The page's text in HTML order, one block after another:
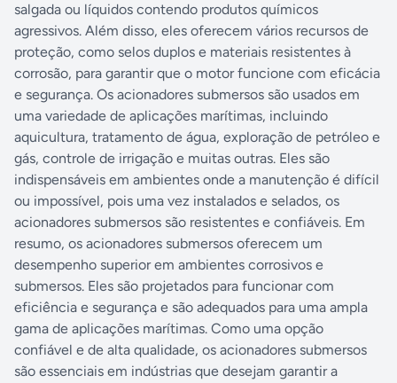
salgada ou líquidos contendo produtos químicos
agressivos. Além disso, eles oferecem vários recursos de
proteção, como selos duplos e materiais resistentes à
corrosão, para garantir que o motor funcione com eficácia
e segurança. Os acionadores submersos são usados em
uma variedade de aplicações marítimas, incluindo
aquicultura, tratamento de água, exploração de petróleo e
gás, controle de irrigação e muitas outras. Eles são
indispensáveis ​​em ambientes onde a manutenção é difícil
ou impossível, pois uma vez instalados e selados, os
acionadores submersos são resistentes e confiáveis. Em
resumo, os acionadores submersos oferecem um
desempenho superior em ambientes corrosivos e
submersos. Eles são projetados para funcionar com
eficiência e segurança e são adequados para uma ampla
gama de aplicações marítimas. Como uma opção
confiável e de alta qualidade, os acionadores submersos
são essenciais em indústrias que desejam garantir a